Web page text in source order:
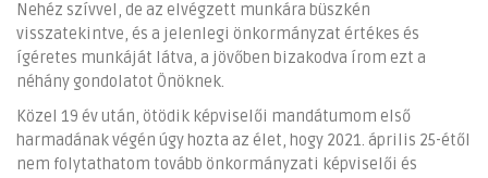
Nehéz szívvel, de az elvégzett munkára büszkén
visszatekintve, és a jelenlegi önkormányzat értékes és
ígéretes munkáját látva, a jövőben bizakodva írom ezt a
néhány gondolatot Önöknek.
Közel 19 év után, ötödik képviselői mandátumom első
harmadának végén úgy hozta az élet, hogy 2021. április 25-étől
nem folytathatom tovább önkormányzati képviselői és